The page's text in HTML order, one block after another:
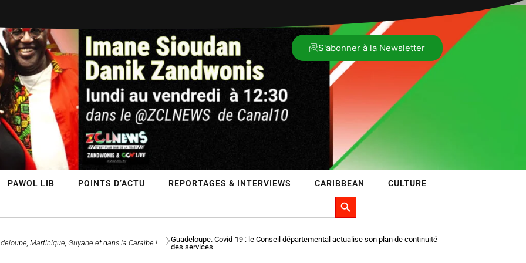
S'abonner à la Newsletter
PAWOL LIB POINTS D’ACTU REPORTAGES & INTERVIEWS CARIBBEAN CULTURE
Search Button
Martinique, Guyane et dans la Caraïbe !
Guadeloupe. Covid-19 : le Conseil départemental actualise son plan de continuité
des services